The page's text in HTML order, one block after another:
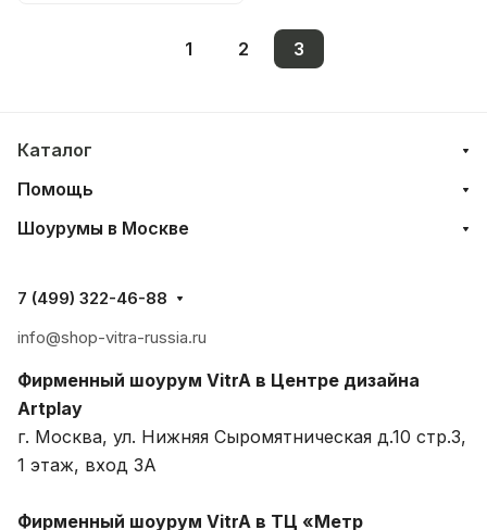
1 2 3
Каталог
Помощь
Шоурумы в Москве
7 (499) 322-46-88
info@shop-vitra-russia.ru
Фирменный шоурум VitrA в Центре дизайна
Artplay
г. Москва, ул. Нижняя Сыромятническая д.10 стр.3,
1 этаж, вход 3A
Фирменный шоурум VitrA в ТЦ «Метр